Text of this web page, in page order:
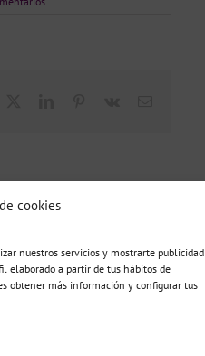
cookies
nuestros servicios y mostrarte publicidad
elaborado a partir de tus hábitos de
obtener más información y configurar tus
La
Duelo y